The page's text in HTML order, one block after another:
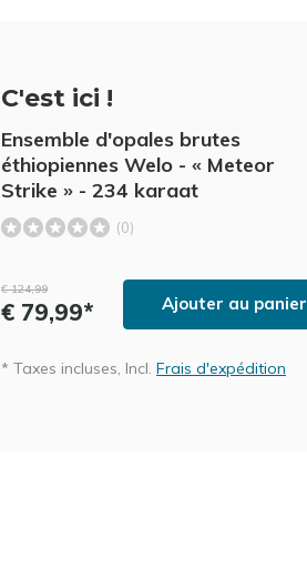
C'est ici !
Ensemble d'opales brutes
éthiopiennes Welo - « Meteor
Strike » - 234 karaat
(0)
€ 124,99
€ 79,99* Ajouter au panier
* Taxes incluses, Incl. Frais d'expédition